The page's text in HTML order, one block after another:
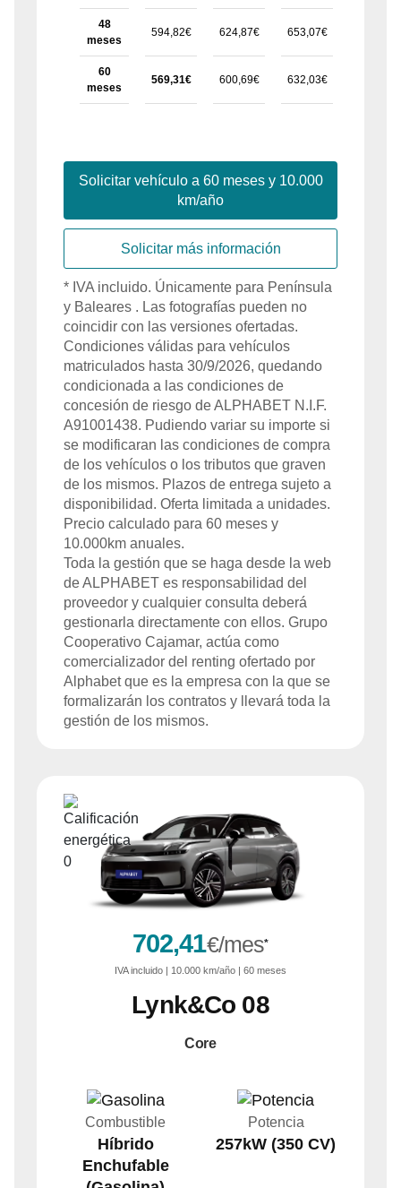
48
meses
594,82€ 624,87€ 653,07€
60
meses
569,31€ 600,69€ 632,03€
Solicitar vehículo a 60meses y 10.000
km/año
Solicitar más información
* IVA incluido. Únicamente para Península
y Baleares . Las fotografías pueden no
coincidir con las versiones ofertadas.
Condiciones válidas para vehículos
matriculados hasta 30/9/2026, quedando
condicionada a las condiciones de
concesión de riesgo deALPHABET N.I.F.
A91001438. Pudiendo variar su importe si
se modificaran las condiciones de compra
de los vehículos o los tributos que graven
de los mismos. Plazos de entrega sujeto a
disponibilidad. Oferta limitada a unidades.
Precio calculado para 60 meses y
10.000km anuales.
Toda la gestión que se haga desde la web
deALPHABET es responsabilidad del
proveedor y cualquier consulta deberá
gestionarla directamente con ellos. Grupo
Cooperativo Cajamar, actúa como
comercializador del renting ofertado por
Alphabet que es la empresa con la que se
formalizarán los contratos y llevará toda la
gestión de los mismos.
702,41€/mes*
IVA incluido | 10.000 km/año | 60 meses
Lynk&Co 08
Core
Combustible
Híbrido
Enchufable
Potencia
257kW (350 CV)